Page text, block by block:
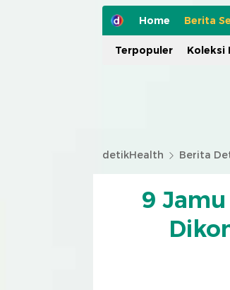
Home Berita
Terpopuler Koleksi
detikHealth Berita
9